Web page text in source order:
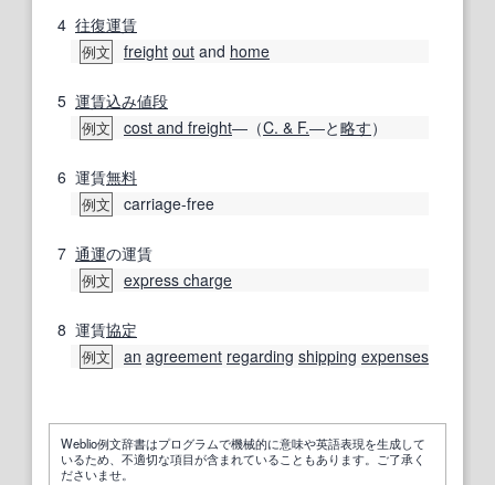
4 往復運賃
例文 freight out and home
5 運賃込み値段
例文 cost and freight―（C. & F.―と略す）
6 運賃無料
例文 carriage-free
7 通運の運賃
例文 express charge
8 運賃協定
例文 an agreement regarding shipping expenses
Weblio例文辞書はプログラムで機械的に意味や英語表現を生成して
いるため、不適切な項目が含まれていることもあります。ご了承く
ださいませ。